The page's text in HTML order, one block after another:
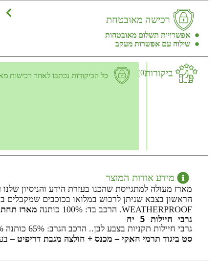
רכישה מאובטחת
אפשרויות תשלום מאובטחות
שילוח עם אפשרות מעקב
ביקורות(0) כל הביקורות נכתבו לאחר רכישות
מידע אודות המוצר
מארז מעולה למתגייסת שהכנו בעזרת הידע והניסיון
הראשון בצבא שניתן לרכוש במלואו בכוכבים שמקבלים
WEATHERPROOF. הרכב בד: 100% כותנה
מארז
גרבי חיילות 5 יח
גרבי חיילות תקניות בצבע לבן.. הרכב הגרב: 65% כותנה 10% ספנדקס 8% אלאסטן 17% פוליאסט
סט ביגוד תרמי חאקי – מכנס + חולצה מגבת דריפיט –